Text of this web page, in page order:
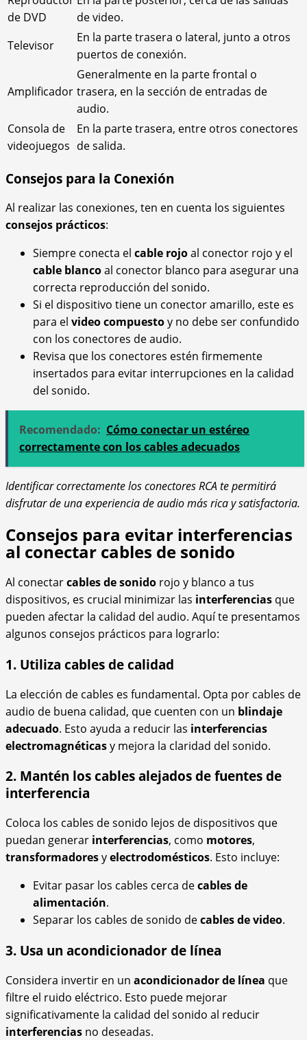
de DVD
de video.
Televisor
En la parte trasera o lateral, junto a otros
puertos de conexión.
Amplificador
Generalmente en la parte frontal o
trasera, en la sección de entradas de
audio.
Consola de
videojuegos
En la parte trasera, entre otros conectores
de salida.
Consejos para la Conexión
Al realizar las conexiones, ten en cuenta los siguientes
consejos prácticos:
Siempre conecta el cable rojoal conector rojo y el
cable blancoal conector blanco para asegurar una
correcta reproducción del sonido.
Si el dispositivo tiene un conector amarillo, este es
para el video compuestoy no debe ser confundido
con los conectores de audio.
Revisa que los conectores estén firmemente
insertados para evitar interrupciones en la calidad
del sonido.
Recomendado: Cómo conectar un estéreo
correctamente con los cables adecuados
Identificar correctamente los conectores RCA te permitirá
disfrutar de una experiencia de audio más rica y satisfactoria.
Consejos para evitar interferencias
al conectar cables de sonido
Al conectarcables de sonido rojo y blanco a tus
dispositivos, es crucial minimizar las interferencias que
pueden afectar la calidad del audio. Aquí te presentamos
algunos consejos prácticos para lograrlo:
1. Utiliza cables de calidad
La elección de cables es fundamental. Opta por cables de
audio de buena calidad, que cuenten con un blindaje
adecuado. Esto ayuda a reducir las interferencias
electromagnéticasy mejora la claridad del sonido.
2. Mantén los cables alejados de fuentes de
interferencia
Coloca los cables de sonido lejos de dispositivos que
puedan generar interferencias, como motores,
transformadoresyelectrodomésticos. Esto incluye:
Evitar pasar los cables cerca decables de
alimentación.
Separar los cables de sonido decables de video.
3. Usa un acondicionador de línea
Considera invertir en un acondicionador de línea que
filtre el ruido eléctrico. Esto puede mejorar
significativamente la calidad del sonido al reducir
interferencias no deseadas.